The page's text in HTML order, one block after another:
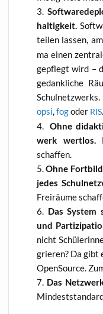
hal­tig­keit.
tei­len las­sen,
ma einen
ge­pflegt wird –
gedank­li­che
opsi fogoder RIS.
Ohne
werk wert­los.
schaffen.
Ohne
jedes
Frei­räu­me
Das Sys­tem
und
nicht
grie­ren? Da gibt
Open­So­ur­ce.
Das